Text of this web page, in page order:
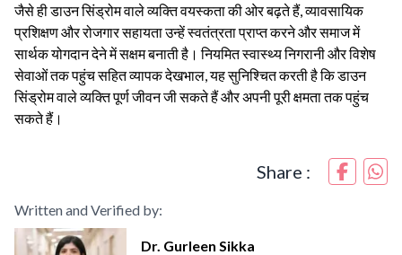
जैसे ही डाउन सिंड्रोम वाले व्यक्ति वयस्कता की ओर बढ़ते हैं, व्यावसायिक
प्रशिक्षण और रोजगार सहायता उन्हें स्वतंत्रता प्राप्त करने और समाज में
सार्थक योगदान देने में सक्षम बनाती है। नियमित स्वास्थ्य निगरानी और विशेष
सेवाओं तक पहुंच सहित व्यापक देखभाल, यह सुनिश्चित करती है कि डाउन
सिंड्रोम वाले व्यक्ति पूर्ण जीवन जी सकते हैं और अपनी पूरी क्षमता तक पहुंच
सकते हैं।
Share :
Written and Verified by:
Dr. Gurleen Sikka